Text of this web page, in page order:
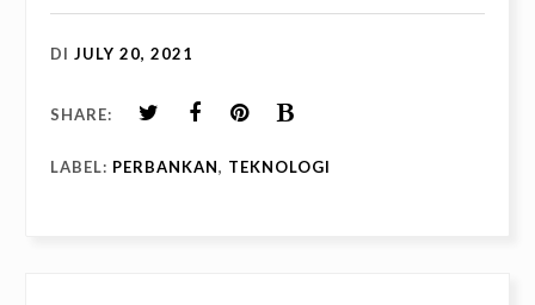
DI JULY 20, 2021
SHARE:
LABEL: PERBANKAN, TEKNOLOGI